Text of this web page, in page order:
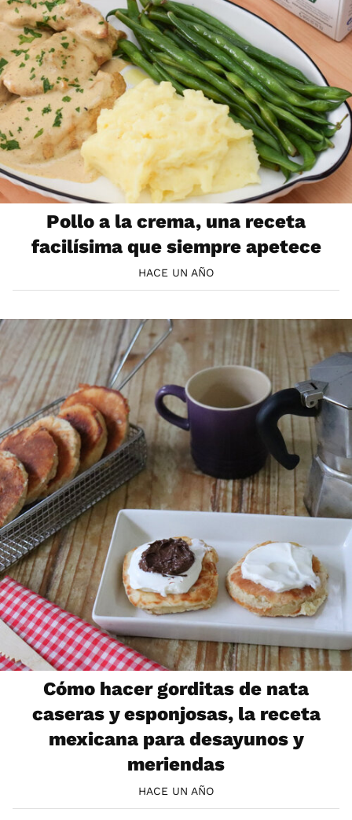
Pollo a la crema, una receta
facilísima que siempre apetece
HACE UN AÑO
Cómo hacer gorditas de nata
caseras y esponjosas, la receta
mexicana para desayunos y
meriendas
HACE UN AÑO